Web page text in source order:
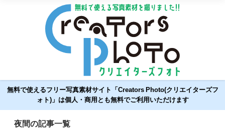
無料で使えるフリー写真素材サイト「Creators Photo(クリエイターズフ
ォト)」は個人・商用とも無料でご利用いただけます
夜間の記事一覧